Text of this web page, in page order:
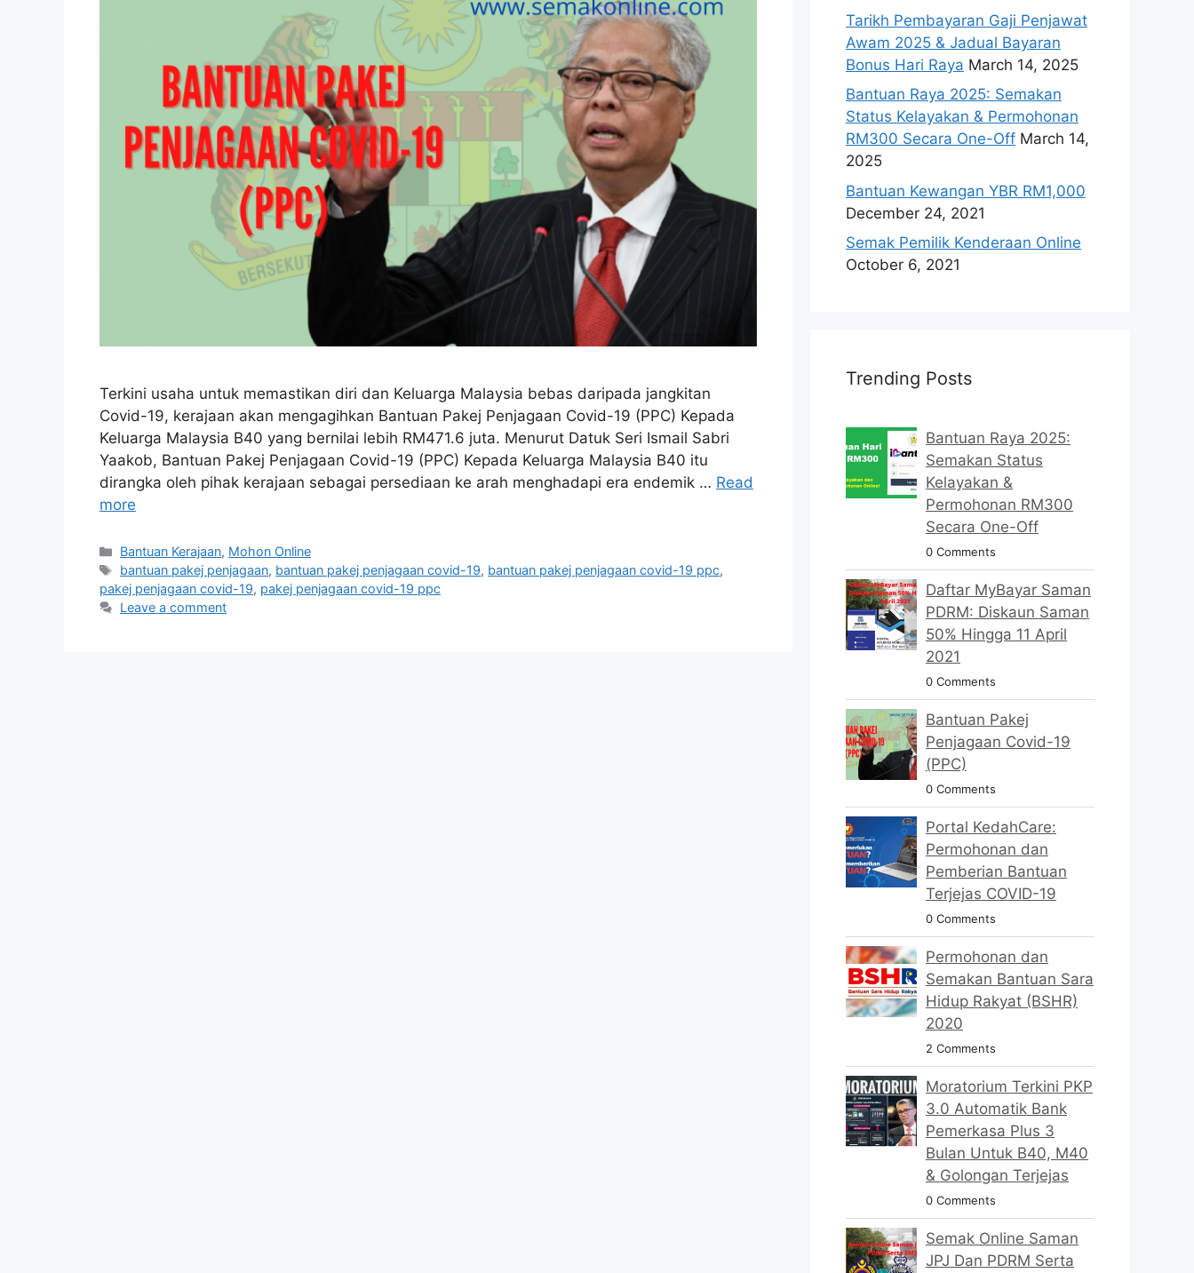
Terkini usaha untuk memastikan diri dan Keluarga Malaysia bebas daripada jangkitan
Covid-19, kerajaan akan mengagihkan Bantuan Pakej Penjagaan Covid-19 (PPC) Kepada
Keluarga Malaysia B40 yang bernilai lebih RM471.6 juta. Menurut Datuk Seri Ismail Sabri
Yaakob, Bantuan Pakej Penjagaan Covid-19 (PPC) Kepada Keluarga Malaysia B40 itu
dirangka oleh pihak kerajaan sebagai persediaan ke arah menghadapi era endemik … Read
more
Categories
Bantuan Kerajaan, Mohon Online
Tags
bantuan pakej penjagaan, bantuan pakej penjagaan covid-19, bantuan pakej penjagaan covid-19 ppc,
pakej penjagaan covid-19, pakej penjagaan covid-19 ppc
Leave a comment
Tarikh Pembayaran Gaji Penjawat
Awam 2025 & Jadual Bayaran
Bonus Hari Raya March 14, 2025
Bantuan Raya 2025: Semakan
Status Kelayakan & Permohonan
RM300 Secara One-Off March 14,
2025
Bantuan Kewangan YBR RM1,000
December 24, 2021
Semak Pemilik Kenderaan Online
October 6, 2021
Trending Posts
Bantuan Raya 2025:
Semakan Status
Kelayakan &
Permohonan RM300
Secara One-Off
0 Comments
Daftar MyBayar Saman
PDRM: Diskaun Saman
50% Hingga 11 April
2021
0 Comments
Bantuan Pakej
Penjagaan Covid-19
(PPC)
0 Comments
Portal KedahCare:
Permohonan dan
Pemberian Bantuan
Terjejas COVID-19
0 Comments
Permohonan dan
Semakan Bantuan Sara
Hidup Rakyat (BSHR)
2020
2 Comments
Moratorium Terkini PKP
3.0 Automatik Bank
Pemerkasa Plus 3
Bulan Untuk B40, M40
& Golongan Terjejas
0 Comments
Semak Online Saman
JPJ Dan PDRM Serta